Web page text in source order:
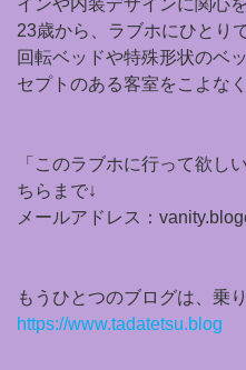
23歳から、ラブホにひとり
回転ベッドや特殊形状のベ
セプトのある客室をこよなく
「このラブホに行って欲し
ちらまで↓
メールアドレス：
もうひとつのブログは、乗
https://www.tadatetsu.blog